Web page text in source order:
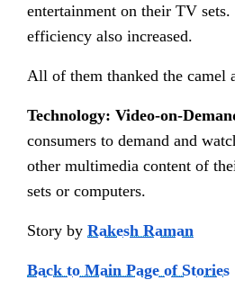
entertainment on their TV
efficiency also increased.
All of them thanked the camel
Technology: Video-on-
consumers to demand and
other multimedia content of
sets or computers.
Story by Rakesh Raman
Back to Main Page of Stories